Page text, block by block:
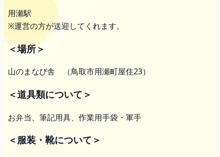
用瀬駅
※運営の方が送迎してくれます。
＜場所＞
山のまなび舎 （鳥取市用瀬町屋住23）
＜道具類について＞
お弁当、筆記用具、作業用手袋・軍手
＜服装・靴について＞